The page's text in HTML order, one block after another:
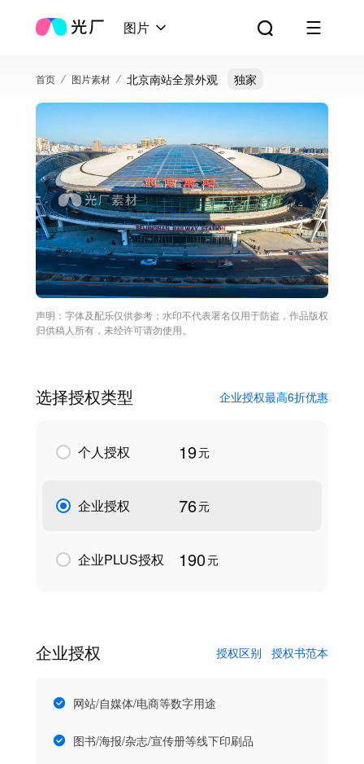
图片
首页 图片素材 北京南站全景外观 独家
声明：字体及配乐仅供参考；水印不代表署名仅用于防盗，作品版权
归供稿人所有，未经许可请勿使用。
选择授权类型 企业授权最高6折优惠
个人授权 19元
企业授权 76元
企业PLUS授权 190元
企业授权 授权区别 授权书范本
网站/自媒体/电商等数字用途
图书/海报/杂志/宣传册等线下印刷品